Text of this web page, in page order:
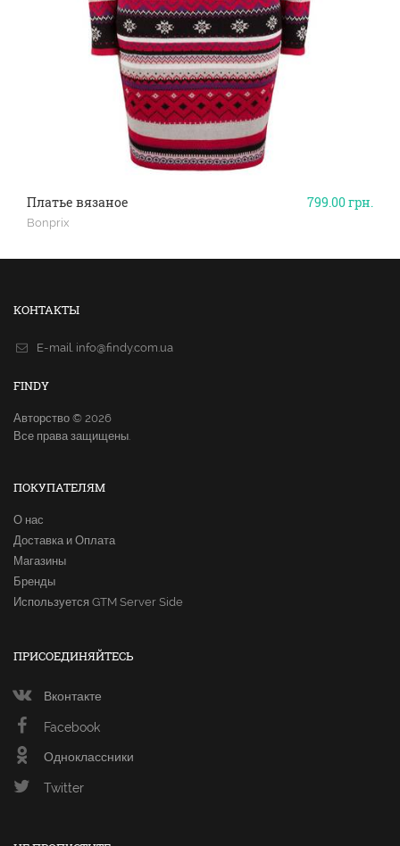
799.00грн.
Платье вязаное
Bonprix
КОНТАКТЫ
E-mail. info@findy.com.ua
FINDY
Авторство © 2026
Все права защищены.
ПОКУПАТЕЛЯМ
О нас
Доставка и Оплата
Магазины
Бренды
Используется GTM Server Side
ПРИСОЕДИНЯЙТЕСЬ
Вконтакте
Facebook
Одноклассники
Twitter